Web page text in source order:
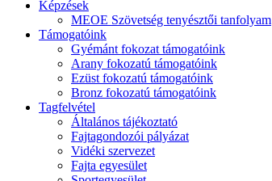
Képzések
MEOE Szövetség tenyésztői tanfolyam
Támogatóink
Gyémánt fokozat támogatóink
Arany fokozatú támogatóink
Ezüst fokozatú támogatóink
Bronz fokozatú támogatóink
Tagfelvétel
Általános tájékoztató
Fajtagondozói pályázat
Vidéki szervezet
Fajta egyesület